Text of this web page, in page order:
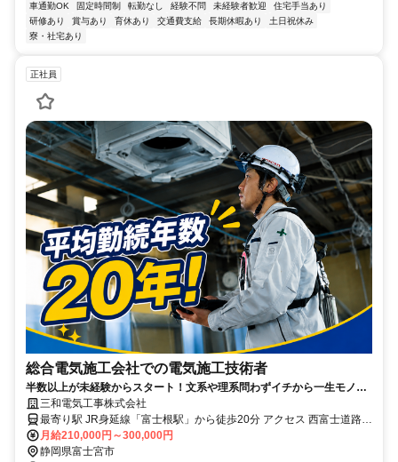
車通勤OK
固定時間制 転勤なし 経験不問 未経験者歓迎
住宅手当あり
研修あり
賞与あり 育休あり 交通費支給 長期休暇あり
土日祝休み
寮・社宅あり
正社員
総合電気施工会社での電気施工技術者
半数以上が未経験からスタート！文系や理系問わずイチから一生モノの
スキルが身につきます！あなたの手で建物に電気や空気を通してみませ
んか？
三和電気工事株式会社
最寄り駅 JR身延線「富士根駅」から徒歩20分 アクセス 西富士道路
「富士宮出口」付近
月給210,000円～300,000円
静岡県富士宮市